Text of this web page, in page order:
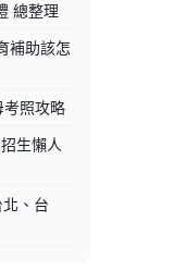
總整理
補助該怎
照攻略
生懶人
、台